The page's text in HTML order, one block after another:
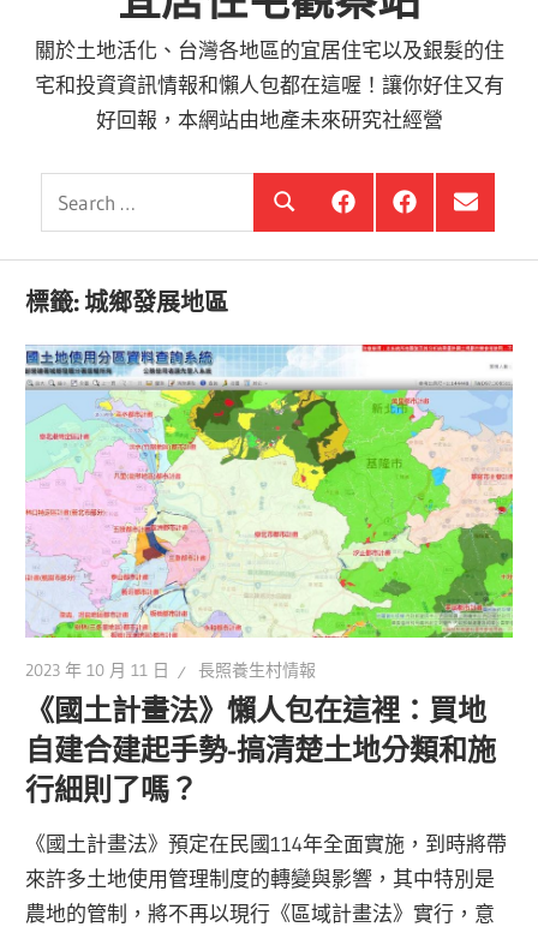
關於土地活化、台灣各地區的宜居住宅以及銀髮的住
宅和投資資訊情報和懶人包都在這喔！讓你好住又有
好回報，本網站由地產未來研究社經營
Search
銀
髮
住
宅
投
資
銀
髮,
海
選
單
項
目
標籤: 城鄉發展地區
2023 年 10 月 11 日 長照養生村情報
《國土計畫法》懶人包在這裡：買地
自建合建起手勢-搞清楚土地分類和施
行細則了嗎？
《國土計畫法》預定在民國114年全面實施，到時將帶
來許多土地使用管理制度的轉變與影響，其中特別是
農地的管制，將不再以現行《區域計畫法》實行，意